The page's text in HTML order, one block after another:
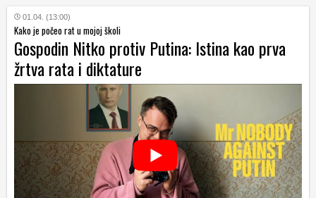
01.04. (13:00)
Kako je počeo rat u mojoj školi
Gospodin Nitko protiv Putina: Istina kao prva
žrtva rata i diktature